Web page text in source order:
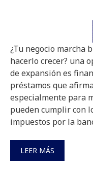
¿Tu negocio marcha
hacerlo crecer? una
de expansión es
préstamos que
especialmente para
pueden cumplir con
impuestos por la
LEER MÁS